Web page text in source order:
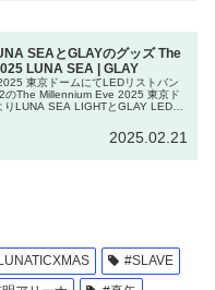
SEAとGLAYのグッズ The
LUNA SEA | GLAY
東京ドームにてLEDリストバン
のThe Millennium Eve 2025 東京ド
りLUNA SEA LIGHTとGLAY LEDリ
2025.02.21
#SLAVE